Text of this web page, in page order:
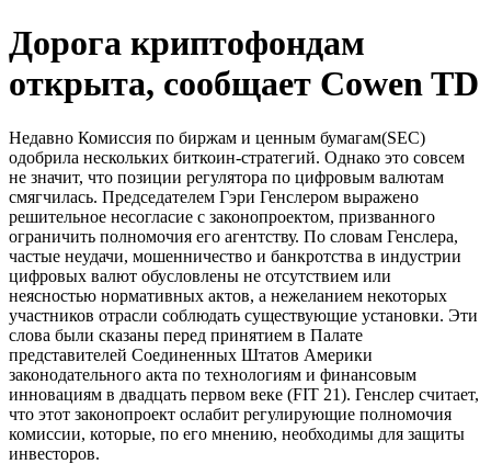
Дорога криптофондам
открыта, сообщает Cowen TD
Недавно Комиссия по биржам и ценным бумагам(SEC)
одобрила нескольких биткоин-стратегий. Однако это совсем
не значит, что позиции регулятора по цифровым валютам
смягчилась. Председателем Гэри Генслером выражено
решительное несогласие с законопроектом, призванного
ограничить полномочия его агентству. По словам Генслера,
частые неудачи, мошенничество и банкротства в индустрии
цифровых валют обусловлены не отсутствием или
неясностью нормативных актов, а нежеланием некоторых
участников отрасли соблюдать существующие установки. Эти
слова были сказаны перед принятием в Палате
представителей Соединенных Штатов Америки
законодательного акта по технологиям и финансовым
инновациям в двадцать первом веке (FIT 21). Генслер считает,
что этот законопроект ослабит регулирующие полномочия
комиссии, которые, по его мнению, необходимы для защиты
инвесторов.